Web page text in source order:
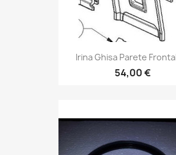
Irina Ghisa Parete
54,00 €